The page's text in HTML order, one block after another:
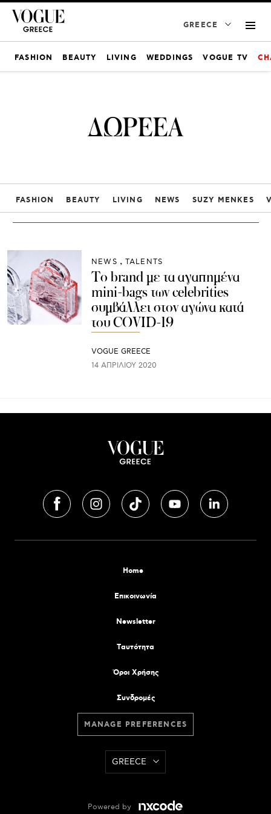
GREECE
FASHION BEAUTY LIVING WEDDINGS VOGUE TV
ΔΩΡΕΕΑ
FASHION BEAUTY LIVING NEWS SUZY MENKES
NEWS TALENTS
Το brand με τα αγαπημένα
mini-bags των celebrities
συμβάλλει στον αγώνα κατά
του COVID-19
VOGUE GREECE
14 ΑΠΡΙΛΊΟΥ 2020
Home
Επικοινωνία
Newsletter
Tαυτότητα
Όροι Χρήσης
Συνδρομές
MANAGE PREFERENCES
GREECE
Powered by